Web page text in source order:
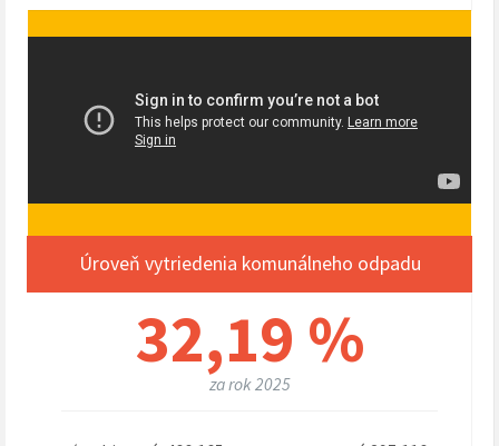
Úroveň vytriedenia komunálneho odpadu
32,19 %
za rok 2025